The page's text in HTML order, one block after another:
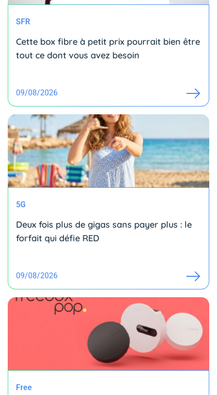
SFR
Cette box fibre à petit prix pourrait bien être
tout ce dont vous avez besoin
09/08/2026
5G
Deux fois plus de gigas sans payer plus : le
forfait qui défie RED
09/08/2026
Free